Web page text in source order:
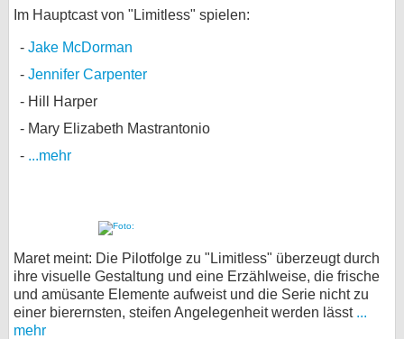
Im Hauptcast von "Limitless" spielen:
Jake McDorman
Jennifer Carpenter
Hill Harper
Mary Elizabeth Mastrantonio
...mehr
Maret meint: Die Pilotfolge zu "Limitless" überzeugt durch
ihre visuelle Gestaltung und eine Erzählweise, die frische
und amüsante Elemente aufweist und die Serie nicht zu
einer bierernsten, steifen Angelegenheit werden lässt ...
mehr